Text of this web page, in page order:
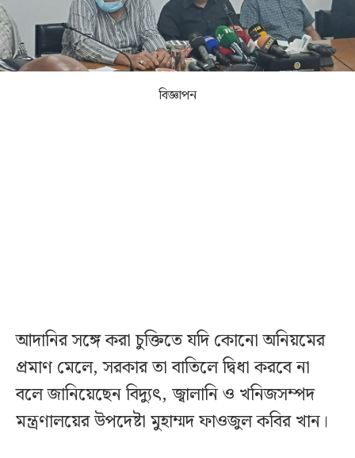
বিজ্ঞাপন
আদানির সঙ্গে করা চুক্তিতে যদি কোনো অনিয়মের
প্রমাণ মেলে, সরকার তা বাতিলে দ্বিধা করবে না
বলে জানিয়েছেন বিদ্যুৎ, জ্বালানি ও খনিজসম্পদ
মন্ত্রণালয়ের উপদেষ্টা মুহাম্মদ ফাওজুল কবির খান।